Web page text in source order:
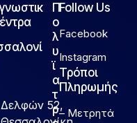
Δελφών 52,
Π
ο
λ
υ
ϊ
α
τ
ρ
Follow Us
Facebook
Instagram
Τρόποι
Πληρωμής
– Μετρητά